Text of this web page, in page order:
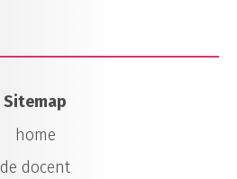
Sitemap
home
de docent